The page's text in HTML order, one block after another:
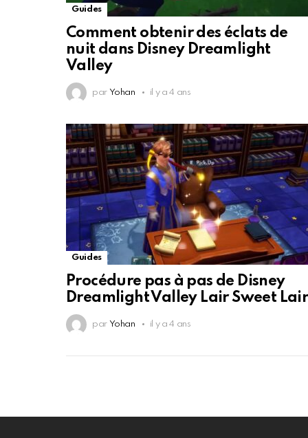
Guides
Comment obtenir des éclats de
nuit dans Disney Dreamlight
Valley
par Yohan il y a 4 ans
Guides
Procédure pas à pas de Disney
Dreamlight Valley Lair Sweet Lair
par Yohan il y a 4 ans